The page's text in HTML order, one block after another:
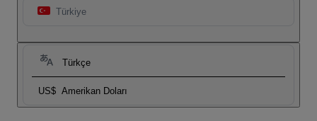
Türkiye
Türkçe
US$ Amerikan Doları